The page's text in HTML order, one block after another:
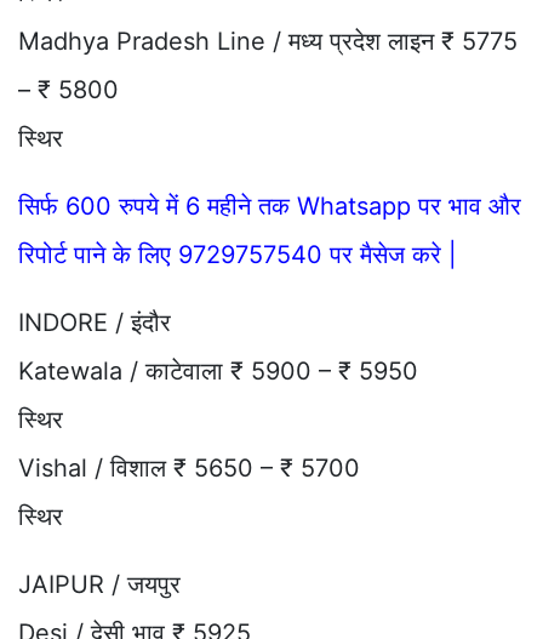
Madhya Pradesh Line / मध्य प्रदेश लाइन ₹ 5775
– ₹ 5800
स्थिर
सिर्फ 600 रुपये में 6 महीने तक Whatsapp पर भाव और
रिपोर्ट पाने के लिए 9729757540 पर मैसेज करे |
INDORE / इंदौर
Katewala / काटेवाला ₹ 5900 – ₹ 5950
स्थिर
Vishal / विशाल ₹ 5650 – ₹ 5700
स्थिर
JAIPUR / जयपुर
Desi / देसी भाव ₹ 5925